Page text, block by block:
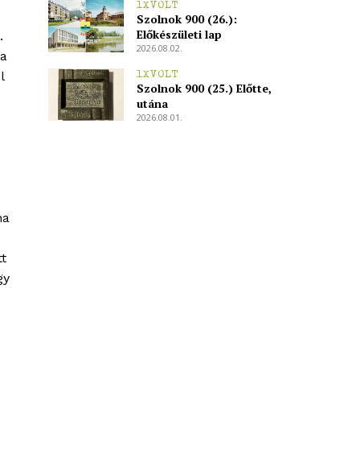
1XVOLT
Szolnok 900 (26.):
Előkészületi lap
2026.08.02.
1XVOLT
Szolnok 900 (25.) Előtte,
utána
2026.08.01.